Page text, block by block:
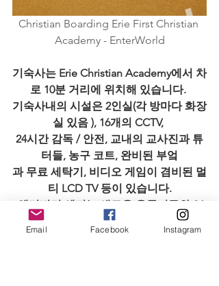
Christian Boarding Erie First Christian
Academy - EnterWorld
기숙사는 Erie Christian Academy에서 차
로 10분 거리에 위치해 있습니다.
기숙사내의 시설은 2인실(각 방마다 화장
실 있음 ), 16개의 CCTV,
24시간 감독 / 안전, 교내의 교사진과 튜
터들, 농구 코트, 완비된 부엌
과 무료 세탁기, 비디오 게임이 겸비된 멀
티 LCD TV 등이 있습니다.
시간 이용 가능한
음료 및 스낵 센터가 새롭게 추가되었습
Email Facebook Instagram